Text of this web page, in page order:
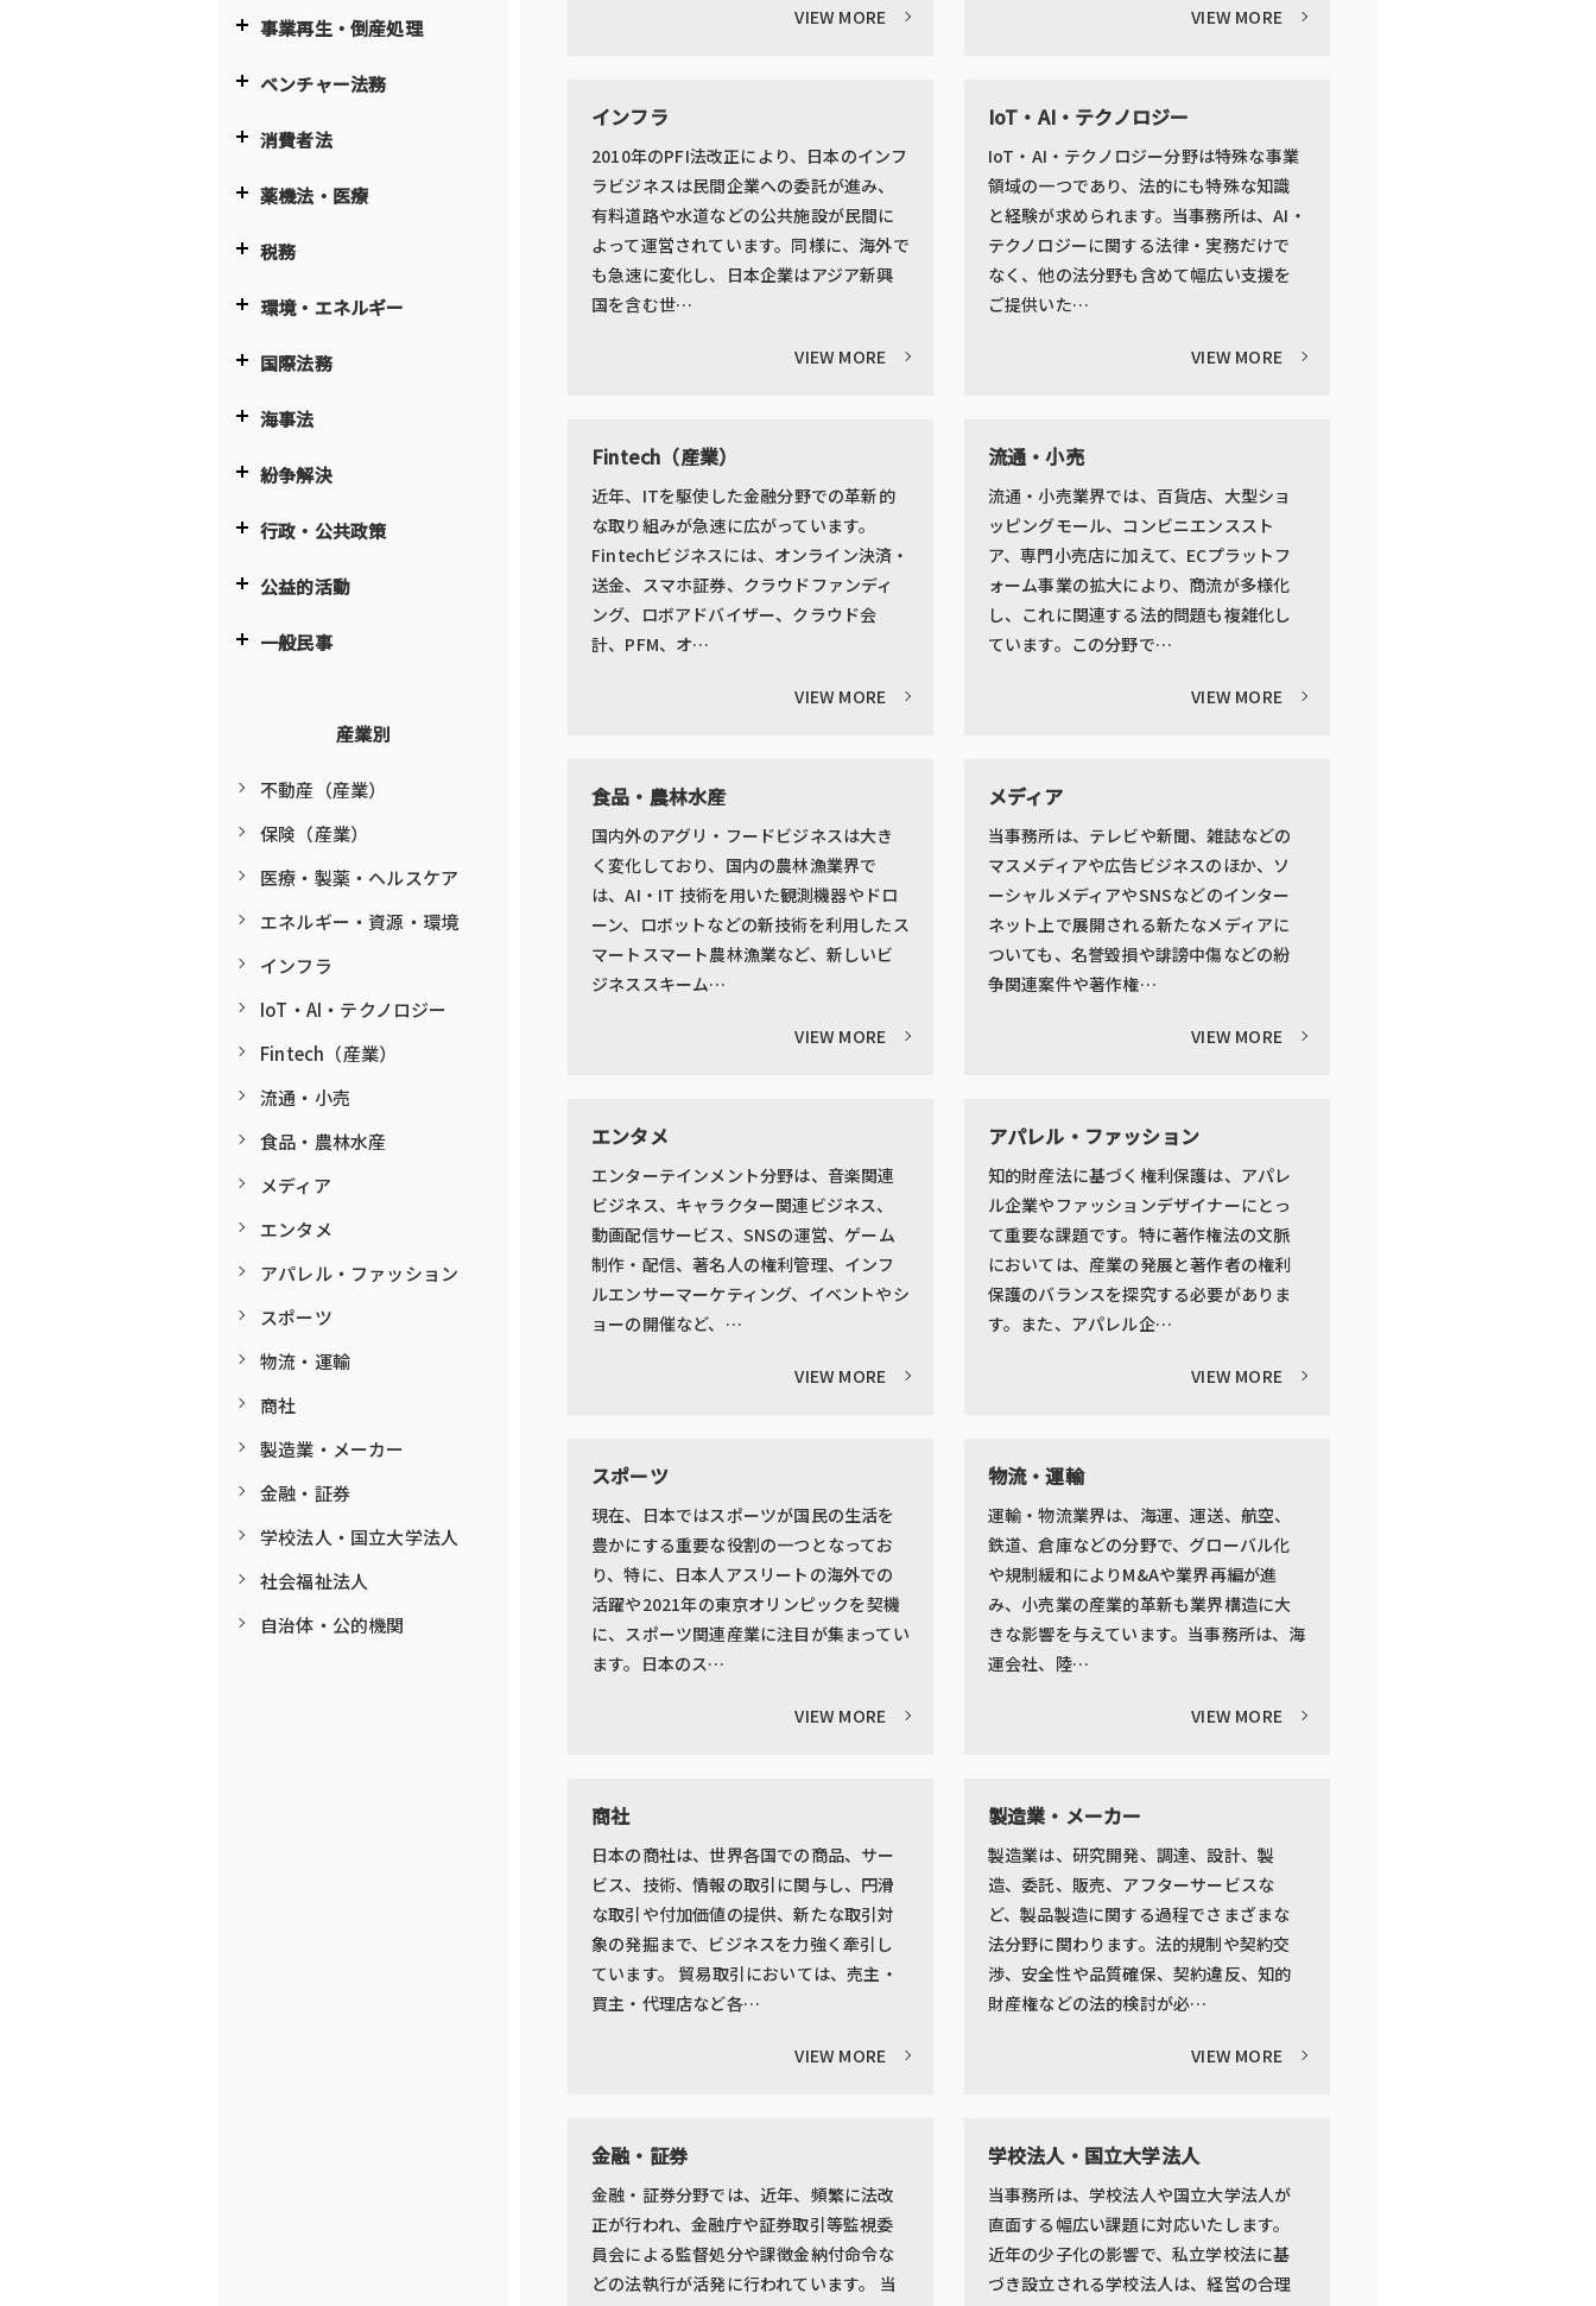
事業再生・倒産処理
ベンチャー法務
消費者法
薬機法・医療
税務
環境・エネルギー
国際法務
海事法
紛争解決
行政・公共政策
公益的活動
一般民事
産業別
不動産（産業）
保険（産業）
医療・製薬・ヘルスケア
エネルギー・資源・環境
インフラ
IoT・AI・テクノロジー
Fintech（産業）
流通・小売
食品・農林水産
メディア
エンタメ
アパレル・ファッション
スポーツ
物流・運輸
商社
製造業・メーカー
金融・証券
学校法人・国立大学法人
社会福祉法人
自治体・公的機関
VIEW MORE VIEW MORE
インフラ
2010年のPFI法改正により、日本のインフ
ラビジネスは民間企業への委託が進み、
有料道路や水道などの公共施設が民間に
よって運営されています。同様に、海外で
も急速に変化し、日本企業はアジア新興
国を含む世…
VIEW MORE
IoT・AI・テクノロジー
IoT・AI・テクノロジー分野は特殊な事業
領域の一つであり、法的にも特殊な知識
と経験が求められます。当事務所は、AI・
テクノロジーに関する法律・実務だけで
なく、他の法分野も含めて幅広い支援を
ご提供いた…
VIEW MORE
Fintech（産業）
近年、ITを駆使した金融分野での革新的
な取り組みが急速に広がっています。
Fintechビジネスには、オンライン決済・
送金、スマホ証券、クラウドファンディ
ング、ロボアドバイザー、クラウド会
計、PFM、オ…
VIEW MORE
流通・小売
流通・小売業界では、百貨店、大型ショ
ッピングモール、コンビニエンススト
ア、専門小売店に加えて、ECプラットフ
ォーム事業の拡大により、商流が多様化
し、これに関連する法的問題も複雑化し
ています。この分野で…
VIEW MORE
食品・農林水産
国内外のアグリ・フードビジネスは大き
く変化しており、国内の農林漁業界で
は、AI・IT 技術を用いた観測機器やドロ
ーン、ロボットなどの新技術を利用したス
マートスマート農林漁業など、新しいビ
ジネススキーム…
VIEW MORE
メディア
当事務所は、テレビや新聞、雑誌などの
マスメディアや広告ビジネスのほか、ソ
ーシャルメディアやSNSなどのインター
ネット上で展開される新たなメディアに
ついても、名誉毀損や誹謗中傷などの紛
争関連案件や著作権…
VIEW MORE
エンタメ
エンターテインメント分野は、音楽関連
ビジネス、キャラクター関連ビジネス、
動画配信サービス、SNSの運営、ゲーム
制作・配信、著名人の権利管理、インフ
ルエンサーマーケティング、イベントやシ
ョーの開催など、…
VIEW MORE
アパレル・ファッション
知的財産法に基づく権利保護は、アパレ
ル企業やファッションデザイナーにとっ
て重要な課題です。特に著作権法の文脈
においては、産業の発展と著作者の権利
保護のバランスを探究する必要がありま
す。また、アパレル企…
VIEW MORE
スポーツ
現在、日本ではスポーツが国民の生活を
豊かにする重要な役割の一つとなってお
り、特に、日本人アスリートの海外での
活躍や2021年の東京オリンピックを契機
に、スポーツ関連産業に注目が集まってい
ます。日本のス…
VIEW MORE
物流・運輸
運輸・物流業界は、海運、運送、航空、
鉄道、倉庫などの分野で、グローバル化
や規制緩和によりM&Aや業界再編が進
み、小売業の産業的革新も業界構造に大
きな影響を与えています。当事務所は、海
運会社、陸…
VIEW MORE
商社
日本の商社は、世界各国での商品、サー
ビス、技術、情報の取引に関与し、円滑
な取引や付加価値の提供、新たな取引対
象の発掘まで、ビジネスを力強く牽引し
ています。 貿易取引においては、売主・
買主・代理店など各…
VIEW MORE
製造業・メーカー
製造業は、研究開発、調達、設計、製
造、委託、販売、アフターサービスな
ど、製品製造に関する過程でさまざまな
法分野に関わります。法的規制や契約交
渉、安全性や品質確保、契約違反、知的
財産権などの法的検討が必…
VIEW MORE
金融・証券
金融・証券分野では、近年、頻繁に法改
正が行われ、金融庁や証券取引等監視委
員会による監督処分や課徴金納付命令な
どの法執行が活発に行われています。 当
学校法人・国立大学法人
当事務所は、学校法人や国立大学法人が
直面する幅広い課題に対応いたします。
近年の少子化の影響で、私立学校法に基
づき設立される学校法人は、経営の合理